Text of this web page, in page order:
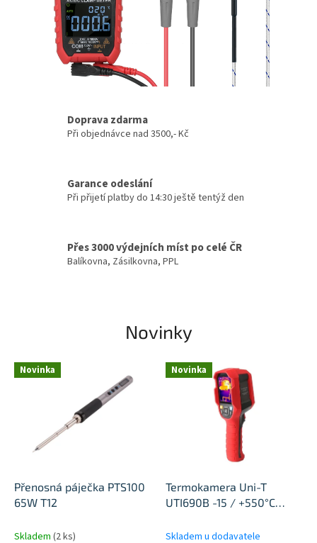
Doprava zdarma
Při objednávce nad 3500,- Kč
Garance odeslání
Při přijetí platby do 14:30 ještě tentýž den
Přes 3000 výdejních míst po celé ČR
Balíkovna, Zásilkovna, PPL
Novinky
Novinka
Přenosná páječka PTS100
65W T12
Skladem (2 ks)
Novinka
Termokamera Uni-T
UTI690B -15 / +550°C
Skladem u dodavatele